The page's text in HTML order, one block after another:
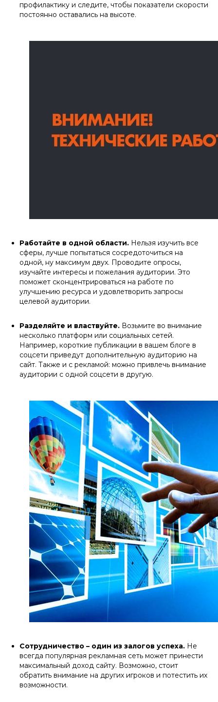
профилактику и следите, чтобы показатели скорости
постоянно оставались на высоте.
Работайте в одной области. Нельзя изучить все
сферы, лучше попытаться сосредоточиться на
одной, ну максимум двух. Проводите опросы,
изучайте интересы и пожелания аудитории. Это
поможет сконцентрироваться на работе по
улучшению ресурса и удовлетворить запросы
целевой аудитории.
Разделяйте и властвуйте. Возьмите во внимание
несколько платформ или социальных сетей.
Например, короткие публикации в вашем блоге в
соцсети приведут дополнительную аудиторию на
сайт. Также и с рекламой: можно привлечь внимание
аудитории с одной соцсети в другую.
Сотрудничество – один из залогов успеха. Не
всегда популярная рекламная сеть может принести
максимальный доход сайту. Возможно, стоит
обратить внимание на других игроков и потестить их
возможности.